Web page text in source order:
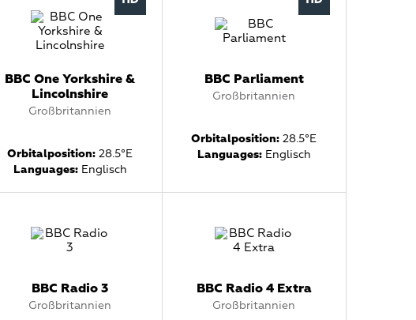
BBC One Yorkshire &
Lincolnshire
Großbritannien
Orbitalposition: 28.5°E
Languages:Englisch
BBC Parliament
Großbritannien
Orbitalposition: 28.5°E
Languages:Englisch
BBC Radio 3
Großbritannien
BBC Radio 4 Extra
Großbritannien